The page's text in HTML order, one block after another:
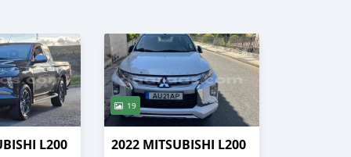
L200
19
2022 MITSUBISHI L200